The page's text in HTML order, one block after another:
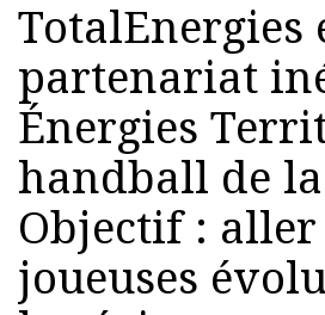
TotalEnergies
partenariat
Énergies
handball de
Objectif :
joueuses